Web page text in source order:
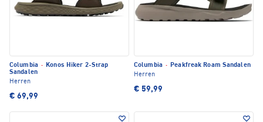
Columbia · Konos Hiker 2-Strap
Sandalen
Herren
€ 69,99
Columbia · Peakfreak Roam Sandalen
Herren
€ 59,99